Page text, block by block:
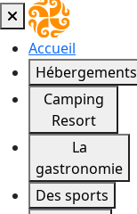
Accueil
Hébergements
Camping
Resort
La
gastronomie
Des sports